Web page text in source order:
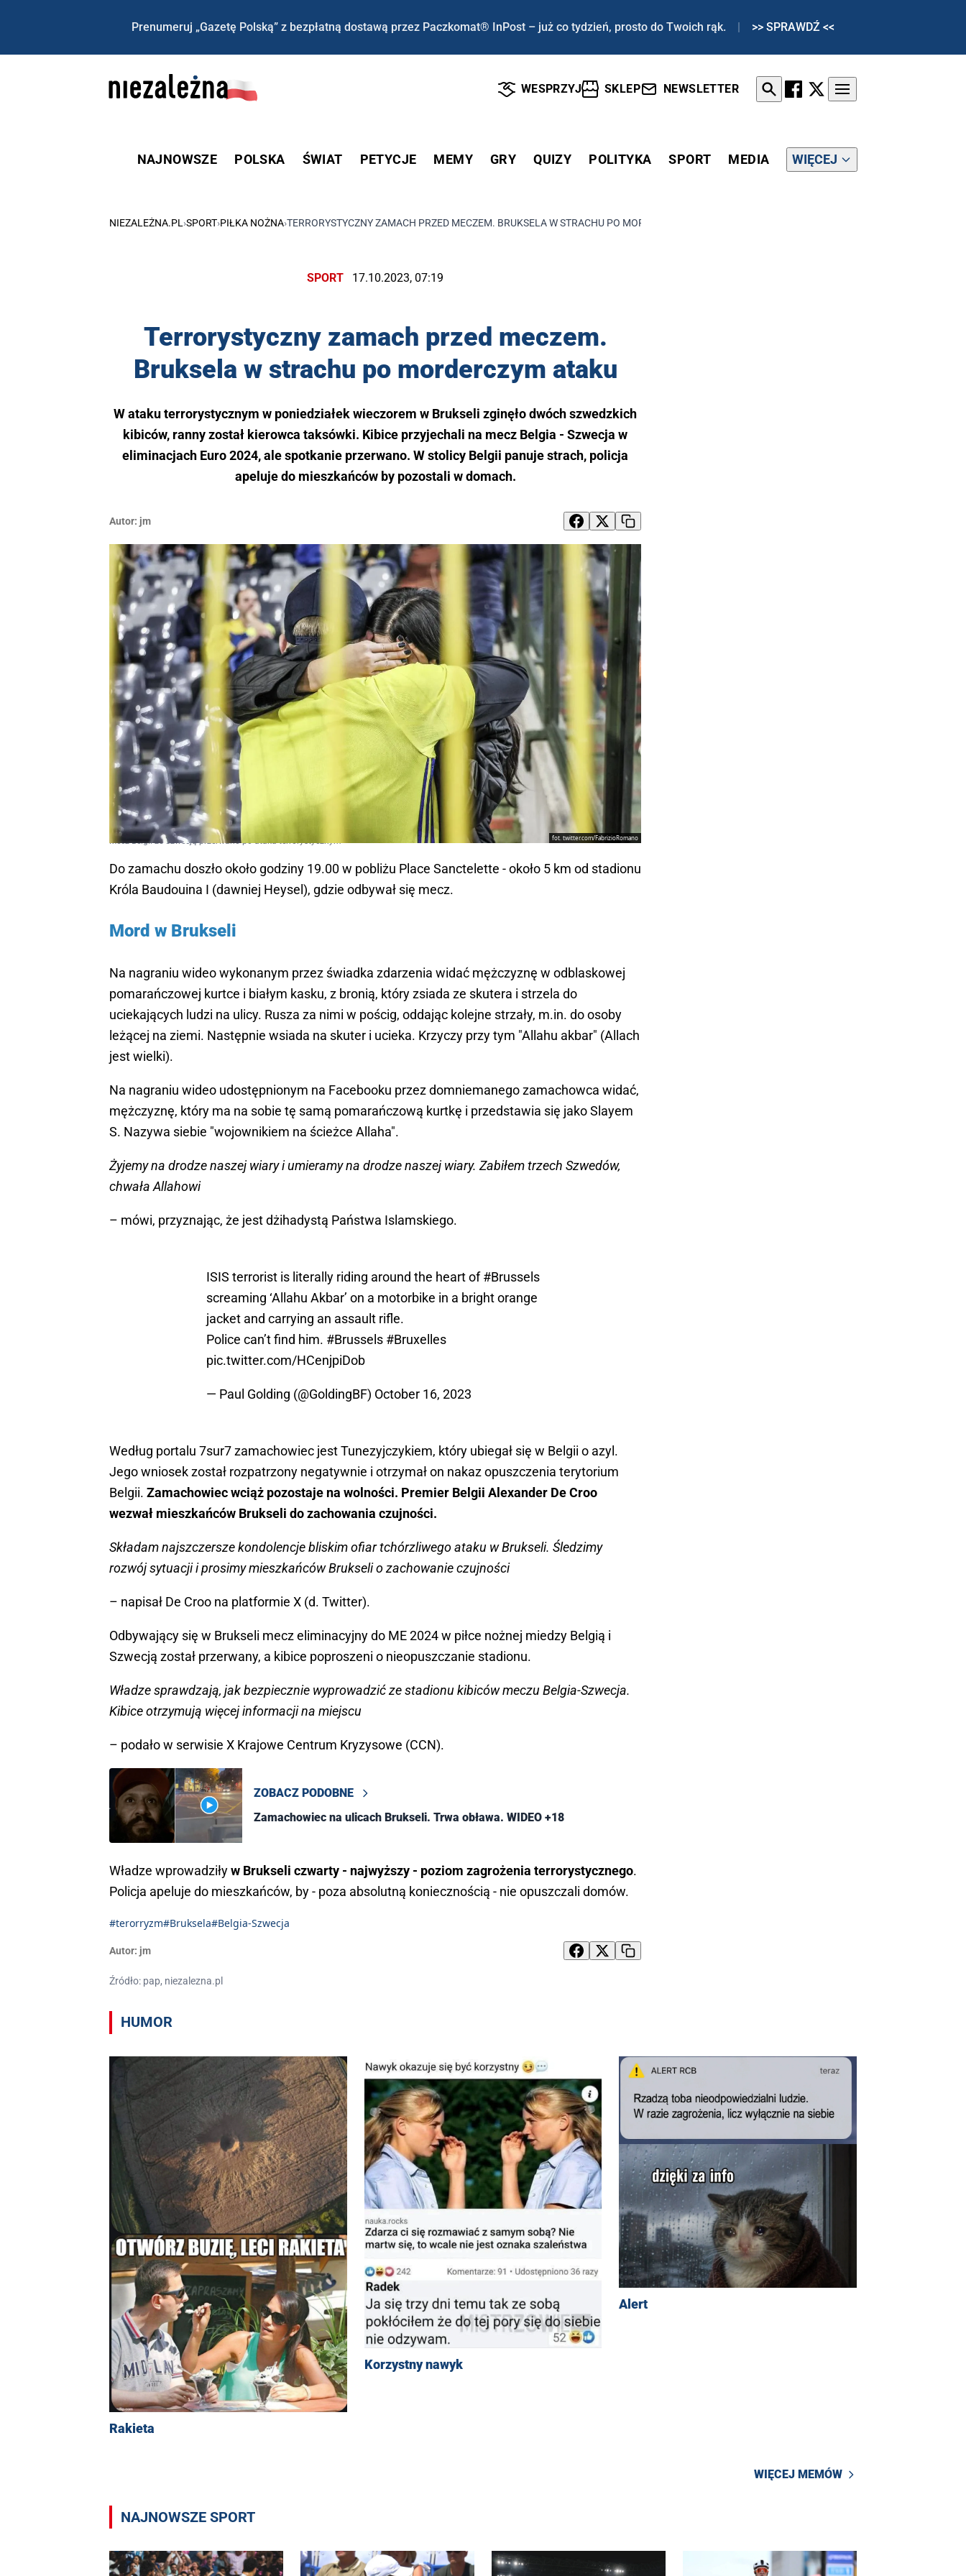
Prenumeruj „Gazetę Polską” z bezpłatną dostawą przez Paczkomat® InPost – już co tydzień, prosto do Twoich rąk. | >> SPRAWDŹ <<
WESPRZYJ SKLEP NEWSLETTER
NAJNOWSZE POLSKA ŚWIAT PETYCJE MEMY GRY QUIZY POLITYKA SPORT MEDIA WIĘCEJ
NIEZALEŻNA.PL ›SPORT›PIŁKA NOŻNA›TERRORYSTYCZNY ZAMACH PRZED MECZEM. BRUKSELA W STRACHU PO MORDERCZYM ATAKU
SPORT 17.10.2023, 07:19
Terrorystyczny zamach przed meczem.
Bruksela w strachu po morderczym ataku
W ataku terrorystycznym w poniedziałek wieczorem w Brukseli zginęło dwóch szwedzkich
kibiców, ranny został kierowca taksówki. Kibice przyjechali na mecz Belgia - Szwecja w
eliminacjach Euro 2024, ale spotkanie przerwano. W stolicy Belgii panuje strach, policja
apeluje do mieszkańców by pozostali w domach.
Autor: jm
fot. twitter.com/FabrizioRomano
Mecz Belgii ze Szwecją przerwano po ataku terrorystycznym
Do zamachu doszło około godziny 19.00 w pobliżu Place Sanctelette - około 5 km od stadionu
Króla Baudouina I (dawniej Heysel), gdzie odbywał się mecz.
Mord w Brukseli
Na nagraniu wideo wykonanym przez świadka zdarzenia widać mężczyznę w odblaskowej
pomarańczowej kurtce i białym kasku, z bronią, który zsiada ze skutera i strzela do
uciekających ludzi na ulicy. Rusza za nimi w pościg, oddając kolejne strzały, m.in. do osoby
leżącej na ziemi. Następnie wsiada na skuter i ucieka. Krzyczy przy tym "Allahu akbar" (Allach
jest wielki).
Na nagraniu wideo udostępnionym na Facebooku przez domniemanego zamachowca widać,
mężczyznę, który ma na sobie tę samą pomarańczową kurtkę i przedstawia się jako Slayem
S. Nazywa siebie "wojownikiem na ścieżce Allaha".
Żyjemy na drodze naszej wiary i umieramy na drodze naszej wiary. Zabiłem trzech Szwedów,
chwała Allahowi
– mówi, przyznając, że jest dżihadystą Państwa Islamskiego.
ISIS terrorist is literally riding around the heart of#Brussels
screaming ‘Allahu Akbar’ on a motorbike in a bright orange
jacket and carrying an assault rifle.
Police can’t find him. #Brussels #Bruxelles
pic.twitter.com/HCenjpiDob
— Paul Golding (@GoldingBF) October 16, 2023
Według portalu 7sur7 zamachowiec jest Tunezyjczykiem, który ubiegał się w Belgii o azyl.
Jego wniosek został rozpatrzony negatywnie i otrzymał on nakaz opuszczenia terytorium
Belgii. Zamachowiec wciąż pozostaje na wolności. Premier Belgii Alexander De Croo
wezwał mieszkańców Brukseli do zachowania czujności.
Składam najszczersze kondolencje bliskim ofiar tchórzliwego ataku w Brukseli. Śledzimy
rozwój sytuacji i prosimy mieszkańców Brukseli o zachowanie czujności
– napisał De Croo na platformie X (d. Twitter).
Odbywający się w Brukseli mecz eliminacyjny do ME 2024 w piłce nożnej miedzy Belgią i
Szwecją został przerwany, a kibice poproszeni o nieopuszczanie stadionu.
Władze sprawdzają, jak bezpiecznie wyprowadzić ze stadionu kibiców meczu Belgia-Szwecja.
Kibice otrzymują więcej informacji na miejscu
– podało w serwisie X Krajowe Centrum Kryzysowe (CCN).
ZOBACZ PODOBNE
Zamachowiec na ulicach Brukseli. Trwa obława. WIDEO +18
Władze wprowadziływ Brukseli czwarty - najwyższy - poziom zagrożenia terrorystycznego.
Policja apeluje do mieszkańców, by - poza absolutną koniecznością - nie opuszczali domów.
#terorryzm#Bruksela#Belgia-Szwecja
Autor: jm
Źródło: pap, niezalezna.pl
HUMOR
Rakieta
Korzystny nawyk
Alert
WIĘCEJ MEMÓW
NAJNOWSZE SPORT